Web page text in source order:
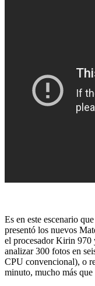
Es en este escenario
presentó los nuevos
el procesador Kirin 970
analizar 300 fotos en
CPU convencional), o
minuto, mucho más